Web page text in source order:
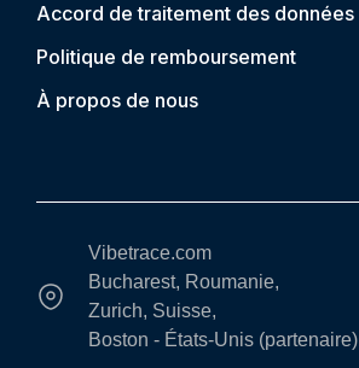
Accord de traitement des données
Politique de remboursement
À propos de nous
Vibetrace.com
Bucharest, Roumanie,
Zurich, Suisse,
Boston - États-Unis (partenaire)